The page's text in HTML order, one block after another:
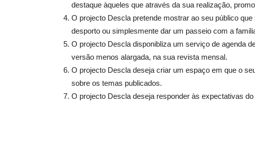
destaque àqueles que através da sua realização,
O projecto Descla pretende mostrar ao seu público
desporto ou simplesmente dar um passeio com a
O projecto Descla disponibliza um serviço de agenda
versão menos alargada, na sua revista mensal.
O projecto Descla deseja criar um espaço em que o
sobre os temas publicados.
O projecto Descla deseja responder às expectativas do